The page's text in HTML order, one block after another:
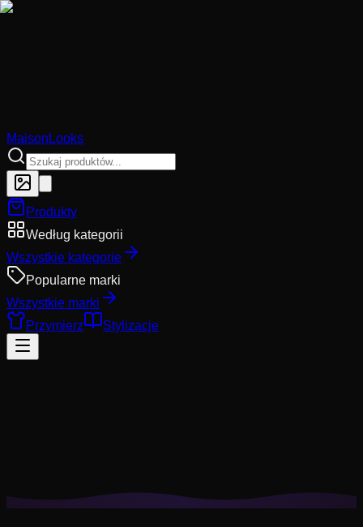
MaisonLooks
Produkty
Według kategorii
Wszystkie kategorie
Popularne marki
Wszystkie marki
Przymierz
Stylizacje